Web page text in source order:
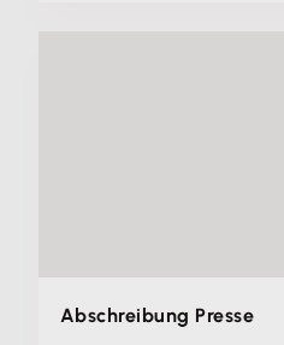
Abschreibung Presse